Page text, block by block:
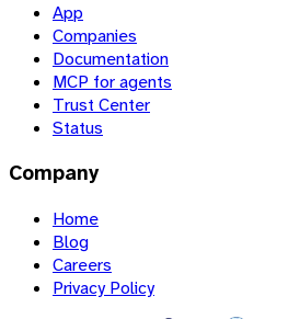
App
Companies
Documentation
MCP for agents
Trust Center
Status
Company
Home
Blog
Careers
Privacy Policy